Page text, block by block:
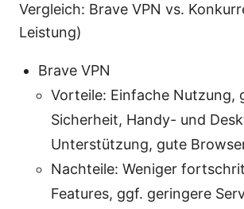
Vergleich: Brave VPN vs.
Leistung)
Brave VPN
Vorteile: Einfache Nutzung,
Sicherheit, Handy- und
Unterstützung, gute
Nachteile: Weniger
Features, ggf. geringere